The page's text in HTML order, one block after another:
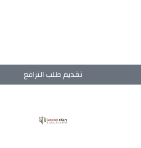
تقديم طلب الترافع